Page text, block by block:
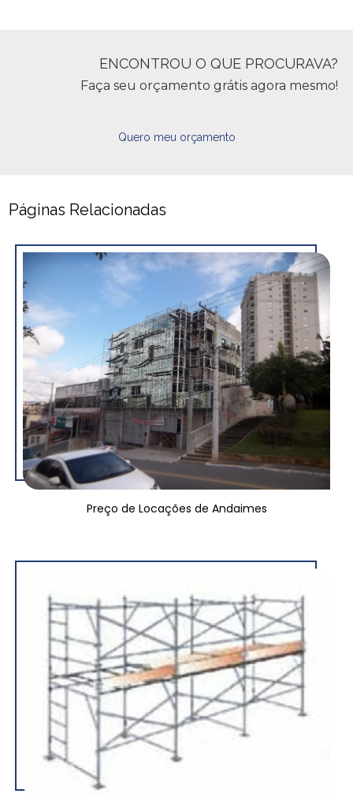
ENCONTROU O QUE PROCURAVA?
Faça seu orçamento grátis agora mesmo!
Quero meu orçamento
Páginas Relacionadas
Preço de Locações de Andaimes